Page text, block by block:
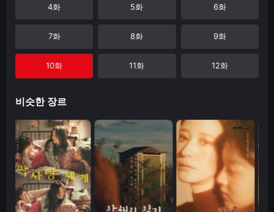
4화 5화 6화
7화 8화 9화
10화 11화 12화
비슷한 장르